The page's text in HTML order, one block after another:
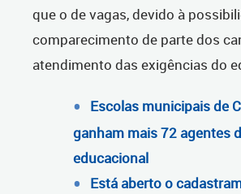
que o de vagas, devido à
comparecimento de parte dos
atendimento das exigências do
Escolas municipais de
ganham mais 72 agentes
educacional
Está aberto o